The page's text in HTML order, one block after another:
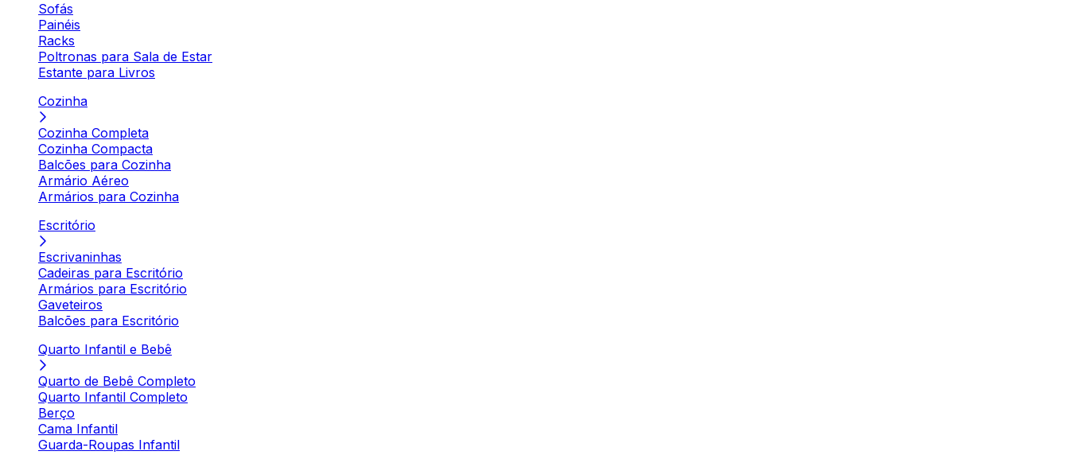
Sofás
Painéis
Racks
Poltronas para Sala de Estar
Estante para Livros
Cozinha
Cozinha Completa
Cozinha Compacta
Balcões para Cozinha
Armário Aéreo
Armários para Cozinha
Escritório
Escrivaninhas
Cadeiras para Escritório
Armários para Escritório
Gaveteiros
Balcões para Escritório
Quarto Infantil e Bebê
Quarto de Bebê Completo
Quarto Infantil Completo
Berço
Cama Infantil
Guarda-Roupas Infantil